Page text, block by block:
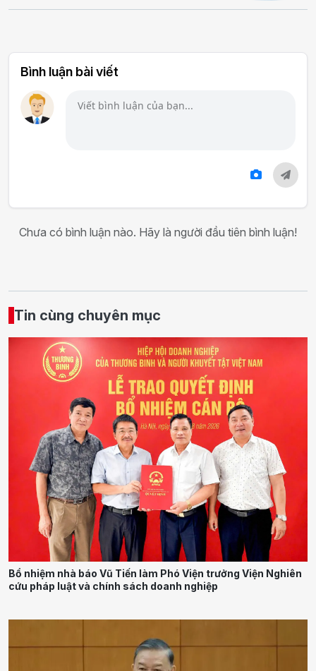
Bình luận bài viết
Chưa có bình luận nào. Hãy là người đầu tiên bình luận!
Tin cùng chuyên mục
Bổ nhiệm nhà báo Vũ Tiến làm Phó Viện trưởng Viện Nghiên
cứu pháp luật và chính sách doanh nghiệp